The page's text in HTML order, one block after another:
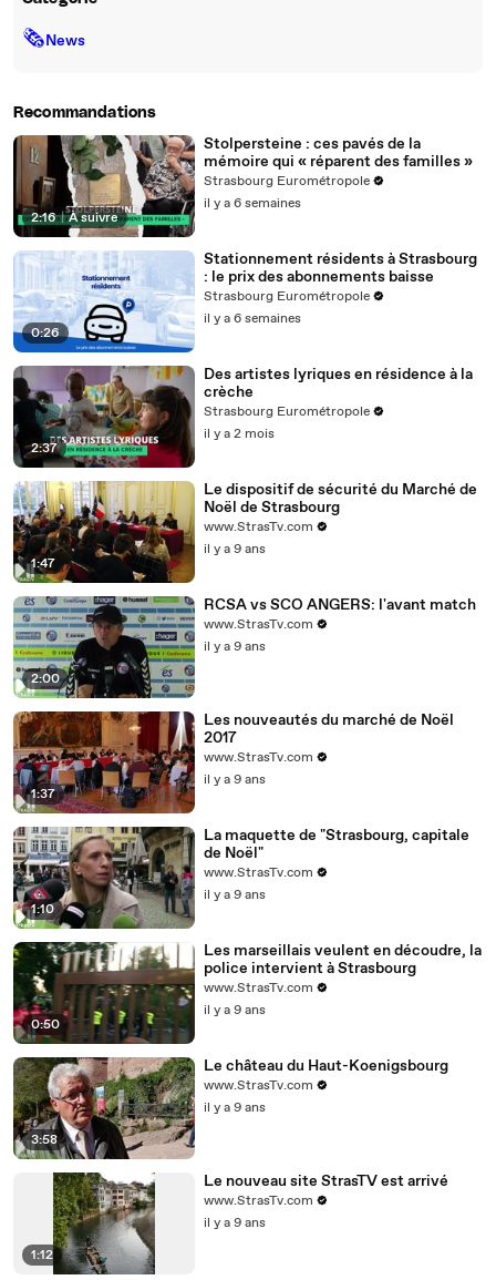
🗞News
Recommandations
2:16 | À suivre
Stolpersteine : ces pavés de la
mémoire qui « réparent des familles »
Strasbourg Eurométropole
il y a 6 semaines
0:26
Stationnement résidents à Strasbourg
: le prix des abonnements baisse
Strasbourg Eurométropole
il y a 6 semaines
2:37
Des artistes lyriques en résidence à la
crèche
Strasbourg Eurométropole
il y a 2 mois
1:47
Le dispositif de sécurité du Marché de
Noël de Strasbourg
www.StrasTv.com
il y a 9 ans
2:00
RCSA vs SCO ANGERS: l'avant match
www.StrasTv.com
il y a 9 ans
1:37
Les nouveautés du marché de Noël
2017
www.StrasTv.com
il y a 9 ans
1:10
La maquette de "Strasbourg, capitale
de Noël"
www.StrasTv.com
il y a 9 ans
0:50
Les marseillais veulent en découdre, la
police intervient à Strasbourg
www.StrasTv.com
il y a 9 ans
3:58
Le château du Haut-Koenigsbourg
www.StrasTv.com
il y a 9 ans
1:12
Le nouveau site StrasTV est arrivé
www.StrasTv.com
il y a 9 ans